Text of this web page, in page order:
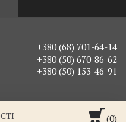
+380 (68) 701-64-14
+380 (50) 670-86-62
+380 (50) 153-46-91